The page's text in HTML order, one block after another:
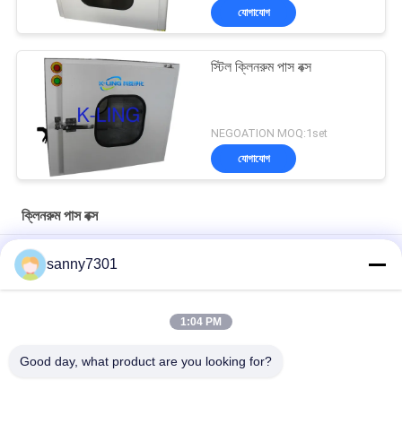
যোগাযোগ
স্টিল ক্লিনরুম পাস বক্স
NEGOATION MOQ:1set
যোগাযোগ
ক্লিনরুম পাস বক্স
পোলিশ ক্লিনরুম পাস বক্স কাস্টমাইজড এবং দক্ষ দূষণ নিয়ন্ত্রণ
ইউভি লাইট স্টেইনলেস স্টিল 304 ক্যাবিনেট সহ স্ট্যাটিক ল্যাবরেটরি ক্লিন রুম পাস বক্স
পণ্য স্থানান্তরের জন্য এসএস রোলার লাইন সহ কাস্টমাইজড স্টেইনলেস স্টীল স্ট্যাটিক পাস
sanny7301
1:04 PM
Good day, what product are you looking for?